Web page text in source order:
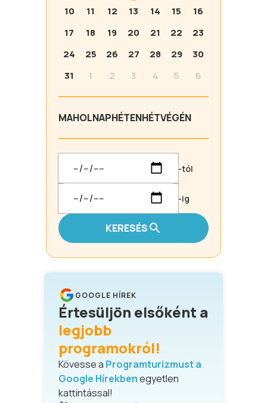
10
11 12 13 14 15
16
17
18 19 20 21 22
23
24
25 26 27 28 29
30
31
1 2 3 4 5 6
MAHOLNAPHÉTENHÉTVÉGÉN
-tól
-ig
KERESÉS
GOOGLE HÍREK
Értesüljön elsőként a
legjobb
programokról!
Kövesse a Programturizmust a
Google Hírekbenegyetlen
kattintással!